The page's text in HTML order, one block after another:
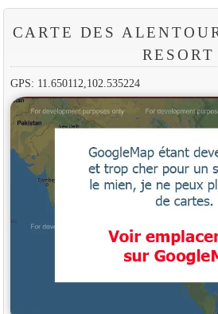
CARTE DES
RESORT
GPS: 11.650112,102.535224